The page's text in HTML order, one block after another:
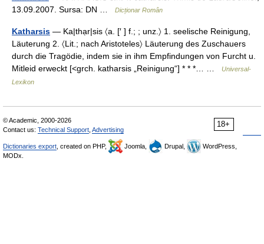
13.09.2007. Sursa: DN …
Dicționar Român
Katharsis — Ka|thạr|sis 〈a. [′ ] f.; ; unz.〉 1. seelische Reinigung,
Läuterung 2. 〈Lit.; nach Aristoteles〉 Läuterung des Zuschauers
durch die Tragödie, indem sie in ihm Empfindungen von Furcht u.
Mitleid erweckt [<grch. katharsis „Reinigung“] * * *… …
Universal-
Lexikon
18+
© Academic, 2000-2026
Contact us: Technical Support Advertising
Dictionaries export , created on PHP, Joomla, Drupal,
WordPress,
MODx.